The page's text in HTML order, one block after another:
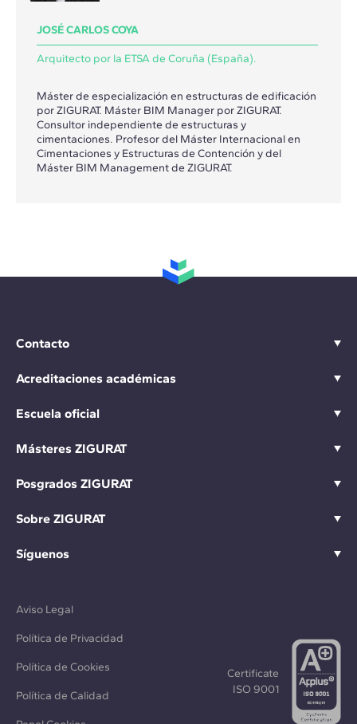
JOSÉ CARLOS COYA
Arquitecto por la ETSA de Coruña (España).
Máster de especialización en estructuras de edificación
por ZIGURAT. Máster BIM Manager por ZIGURAT.
Consultor independiente de estructuras y
cimentaciones. Profesor del Máster Internacional en
Cimentaciones y Estructuras de Contención y del
Máster BIM Management de ZIGURAT.
Contacto
Acreditaciones académicas
Escuela oficial
Másteres ZIGURAT
Posgrados ZIGURAT
Sobre ZIGURAT
Síguenos
Aviso Legal
Política de Privacidad
Política de Cookies
Política de Calidad
Certificate
ISO 9001